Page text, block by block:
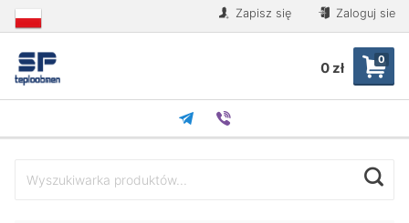
Zapisz się Zaloguj sie
0
0 zł